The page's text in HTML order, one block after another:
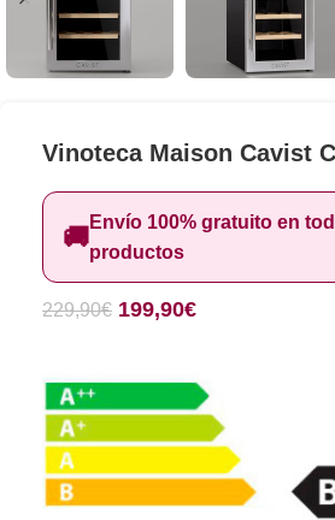
Vinoteca Maison Cavist
🚚Envío 100% gratuito en
productos
229,90€ 199,90€